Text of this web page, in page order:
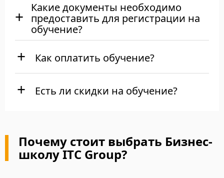
Какие документы необходимо
предоставить для регистрации на
обучение?
Как оплатить обучение?
Есть ли скидки на обучение?
Почему стоит выбрать Бизнес-
школу ITC Group?